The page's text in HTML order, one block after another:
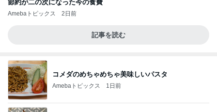
節約が二の次になった今の食費
Amebaトピックス 2日前
記事を読む
コメダのめちゃめちゃ美味しいパスタ
Amebaトピックス 1日前